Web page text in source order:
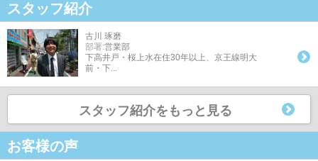
スタッフ紹介
古川 琢磨
部署:営業部
下高井戸・桜上水在住30年以上、京王線明大
前・下...
スタッフ紹介をもっと見る
お客様の声